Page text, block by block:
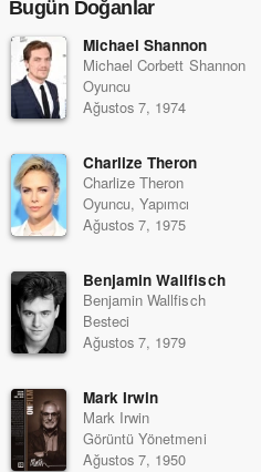
Bugün Doğanlar
Michael Shannon
Michael Corbett Shannon
Oyuncu
Ağustos 7, 1974
Charlize Theron
Charlize Theron
Oyuncu, Yapımcı
Ağustos 7, 1975
Benjamin Wallfisch
Benjamin Wallfisch
Besteci
Ağustos 7, 1979
Mark Irwin
Mark Irwin
Görüntü Yönetmeni
Ağustos 7, 1950